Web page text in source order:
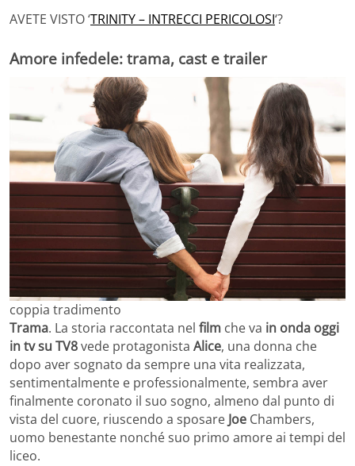
AVETE VISTO ‘TRINITY – INTRECCI PERICOLOSI‘?
Amore infedele: trama, cast e trailer
coppia tradimento
Trama. La storia raccontata nel film che va in onda oggi
in tv su TV8vede protagonista Alice, una donna che
dopo aver sognato da sempre una vita realizzata,
sentimentalmente e professionalmente, sembra aver
finalmente coronato il suo sogno, almeno dal punto di
vista del cuore, riuscendo a sposare Joe Chambers,
uomo benestante nonché suo primo amore ai tempi del
liceo.